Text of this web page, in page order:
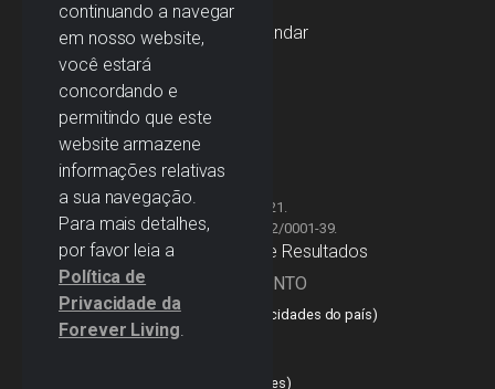
continuando a navegar
em nosso website,
você estará
concordando e
permitindo que este
website armazene
informações relativas
a sua navegação.
Para mais detalhes,
por favor leia a
Política de
Privacidade da
Forever Living.
Rua da Passagem, 123 - 2º andar
Botafogo
Rio de Janeiro - RJ
CEP: 22290-031
Forever Living Products Brasil © 2021.
Inscrita no CNPJ sob o n° 74.036.112/0001-39.
Declaração de Divulgação de Resultados
CENTRAL DE RELACIONAMENTO
4003-0357(capitais e principais cidades do país)
(outras localidades)